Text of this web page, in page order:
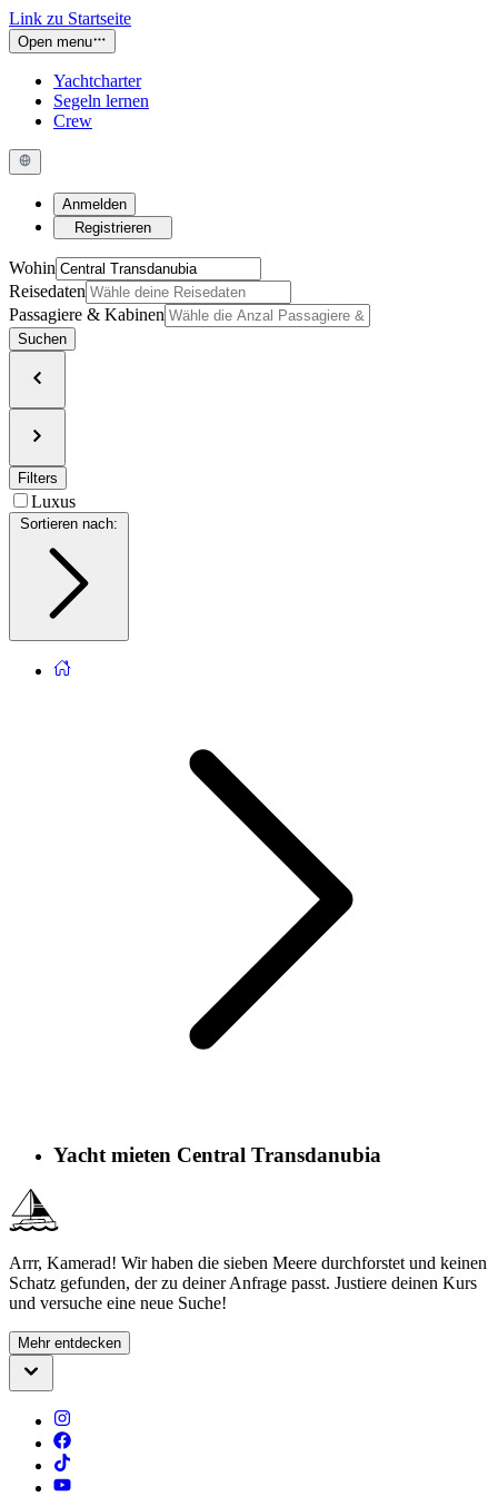
Link zu Startseite
Open menu
Yachtcharter
Segeln lernen
Crew
Anmelden
Registrieren
Wohin
Reisedaten
Passagiere & Kabinen
Suchen
Filters
Luxus
Sortieren nach
Yacht mieten Central Transdanubia
Arrr, Kamerad! Wir haben die sieben Meere durchforstet und keinen
Schatz gefunden, der zu deiner Anfrage passt. Justiere deinen Kurs
und versuche eine neue Suche!
Mehr entdecken